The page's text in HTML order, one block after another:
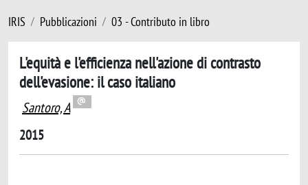
IRIS Pubblicazioni 03 - Contributo in libro
L'equità e l'efficienza nell'azione di contrasto
dell'evasione: il caso italiano
Santoro, A
2015